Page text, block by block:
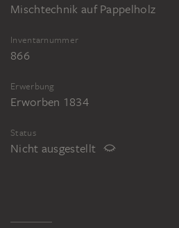
Mischtechnik auf Pappelholz
Inventarnummer
866
Erwerbung
Erworben 1834
Status
Nicht ausgestellt